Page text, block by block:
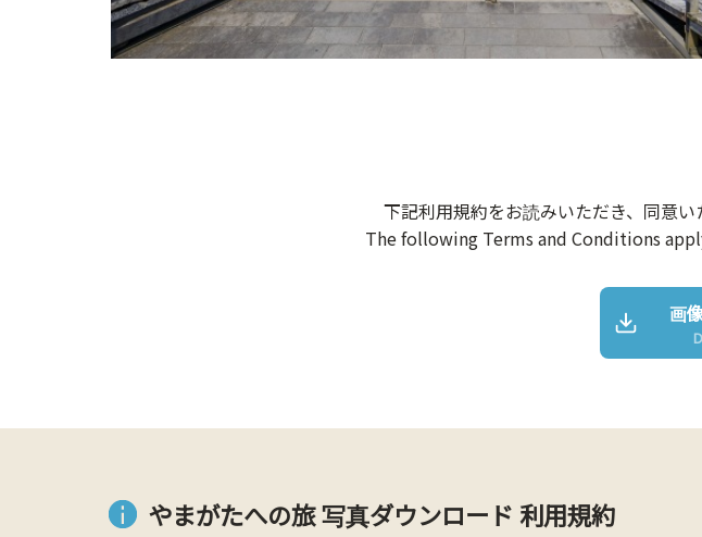
下記利用規約をお読みいただき、同意
The following Terms and Conditions
画
やまがたへの旅 写真ダウンロード 利用規約